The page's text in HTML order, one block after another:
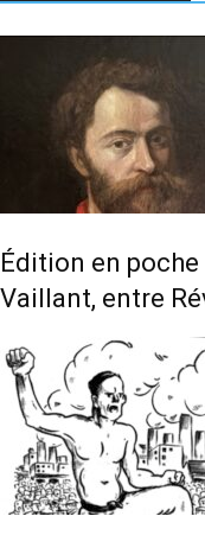
Édition en poche
Vaillant, entre